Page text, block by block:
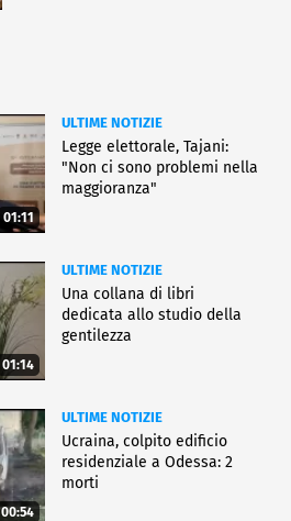
01:11
ULTIME NOTIZIE
Legge elettorale, Tajani:
"Non ci sono problemi nella
maggioranza"
01:14
ULTIME NOTIZIE
Una collana di libri
dedicata allo studio della
gentilezza
00:54
ULTIME NOTIZIE
Ucraina, colpito edificio
residenziale a Odessa: 2
morti